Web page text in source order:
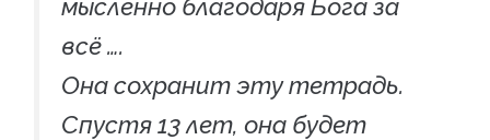
мысленно благодаря Бога за
всё ….
Она сохранит эту тетрадь.
Спустя 13 лет, она будет